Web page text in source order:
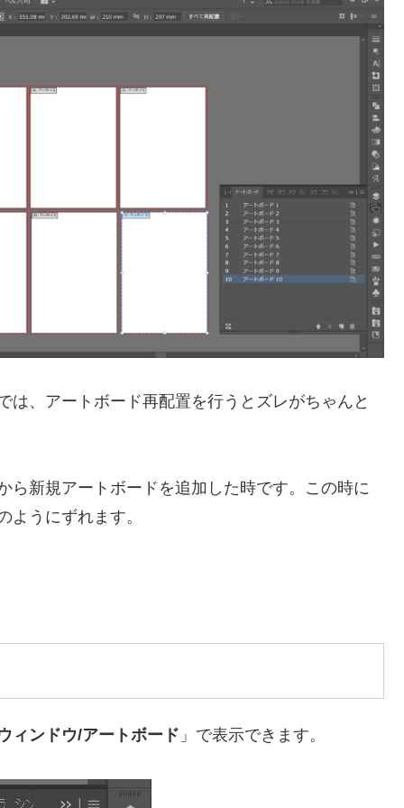
は、アートボード再配置を行うとズレがちゃんと
ら新規アートボードを追加した時です。この時に
ようにずれます。
ィンドウ/アートボード 」で表示できます。